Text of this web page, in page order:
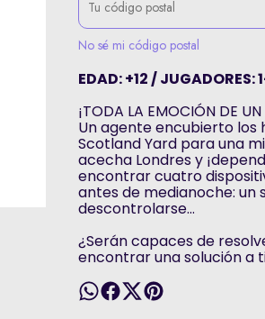
No sé mi código postal
EDAD: +12 /
¡TODA LA EMOCIÓN DE
Un agente encubierto los
Scotland Yard para una
acecha Londres y
encontrar cuatro
antes de medianoche:
descontrolarse…
¿Serán capaces de
encontrar una solución a